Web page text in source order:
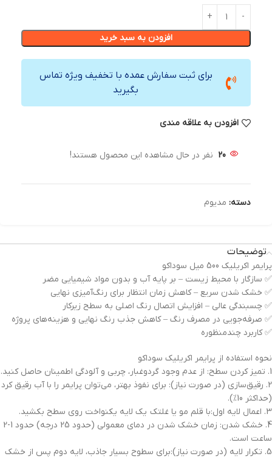
افزودن به سبد خرید
برای ثبت سفارش عمده با تخفیف ویژه تماس
بگیرید
افزودن به علاقه مندی
20 نفر در حال مشاهده این محصول هستند!
دسته: مدیوم
توضیحات
پرایمر اکریلیک 500 میل سوداکو
✅ سازگار با محیط زیست – بر پایه آب و بدون مواد شیمیایی مضر
✅ خشک شدن سریع – کاهش زمان انتظار برای رنگ‌آمیزی نهایی
✅ چسبندگی عالی – افزایش اتصال رنگ اصلی به سطح زیرکار
✅ صرفه‌جویی در مصرف رنگ – کاهش جذب رنگ نهایی و هزینه‌های پروژه
✅ کاربرد چندمنظوره
نحوه استفاده از پرایمر اکریلیک سوداکو
1. تمیز کردن سطح: از عدم وجود گردوغبار، چربی و آلودگی اطمینان حاصل کنید.
2. رقیق‌سازی (در صورت نیاز): برای نفوذ بهتر، می‌توان پرایمر را با آب رقیق کرد
(حداکثر 10%).
3. اعمال لایه اول:با قلم مو یا غلتک یک لایه یکنواخت روی سطح بکشید.
4. خشک شدن: زمان خشک شدن در دمای معمولی (حدود 25 درجه) حدود 1-2
ساعت است.
5. تکرار لایه (در صورت نیاز):برای سطوح بسیار جاذب، لایه دوم پس از خشک